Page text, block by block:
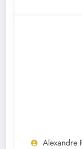
Alexandre